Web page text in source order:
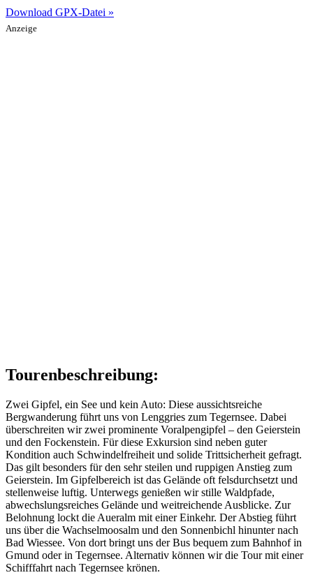
Download GPX-Datei »
Anzeige
Tourenbeschreibung:
Zwei Gipfel, ein See und kein Auto: Diese aussichtsreiche
Bergwanderung führt uns von Lenggries zum Tegernsee. Dabei
überschreiten wir zwei prominente Voralpengipfel – den Geierstein
und den Fockenstein. Für diese Exkursion sind neben guter
Kondition auch Schwindelfreiheit und solide Trittsicherheit gefragt.
Das gilt besonders für den sehr steilen und ruppigen Anstieg zum
Geierstein. Im Gipfelbereich ist das Gelände oft felsdurchsetzt und
stellenweise luftig. Unterwegs genießen wir stille Waldpfade,
abwechslungsreiches Gelände und weitreichende Ausblicke. Zur
Belohnung lockt die Aueralm mit einer Einkehr. Der Abstieg führt
uns über die Wachselmoosalm und den Sonnenbichl hinunter nach
Bad Wiessee. Von dort bringt uns der Bus bequem zum Bahnhof in
Gmund oder in Tegernsee. Alternativ können wir die Tour mit einer
Schifffahrt nach Tegernsee krönen.